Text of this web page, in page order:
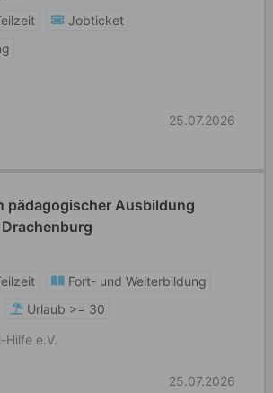
Jobticket
25.07.2026
pädagogischer Ausbildung
Fort- und Weiterbildung
Urlaub >= 30
Hilfe e.V.
25.07.2026